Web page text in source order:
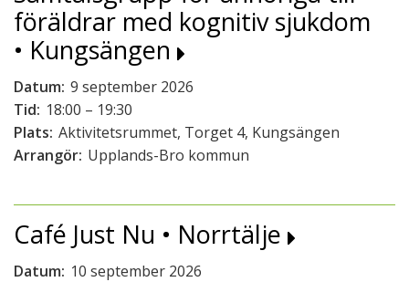
föräldrar med kognitiv sjukdom
• Kungsängen
Datum: 9 september 2026
Tid: 18:00 – 19:30
Plats: Aktivitetsrummet, Torget 4, Kungsängen
Arrangör: Upplands-Bro kommun
Café Just Nu • Norrtälje
Datum: 10 september 2026